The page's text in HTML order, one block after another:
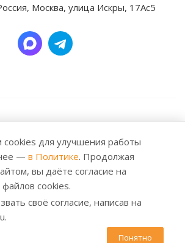
Москва, улица Искры, 17Ас5
Любое использование либо
или подборки материалов
дизайна и оформления допускается
правообладателя и только со
источник: https://zm-tools.ru
для улучшения работы
— в Политике. Продолжая
вы даёте согласие на
cookies.
своё согласие, написав на
Понятно